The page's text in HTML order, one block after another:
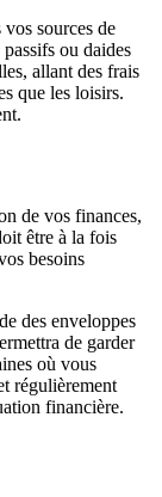
sources de
ou daides
allant des frais
que les loisirs.
de vos finances,
être à la fois
besoins
des enveloppes
de garder
où vous
régulièrement
financière.